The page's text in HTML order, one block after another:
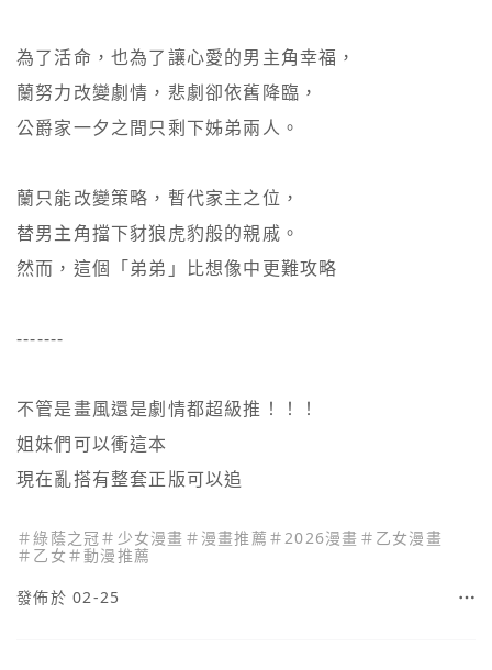
為了活命，也為了讓心愛的男主角幸福，
蘭努力改變劇情，悲劇卻依舊降臨，
公爵家一夕之間只剩下姊弟兩人。
蘭只能改變策略，暫代家主之位，
替男主角擋下豺狼虎豹般的親戚。
然而，這個「弟弟」比想像中更難攻略
-------
不管是畫風還是劇情都超級推！！！
姐妹們可以衝這本
現在亂搭有整套正版可以追
＃綠蔭之冠＃ 少女漫畫 ＃ 漫畫推薦 ＃2026漫畫 ＃ 乙女漫畫
＃ 乙女 ＃動漫推薦
發佈於 02-25